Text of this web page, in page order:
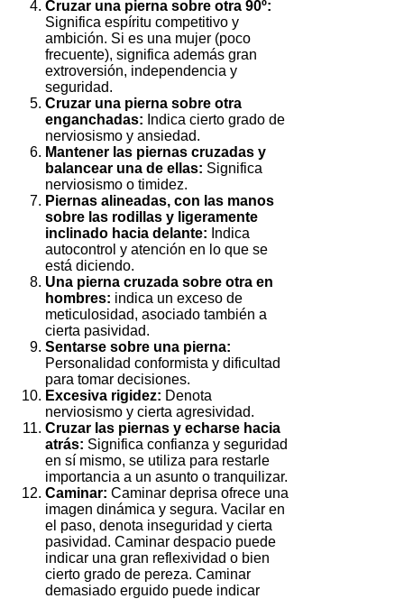
Cruzar una pierna sobre otra 90º:
Significa espíritu competitivo y
ambición. Si es una mujer (poco
frecuente), significa además gran
extroversión, independencia y
seguridad.
Cruzar una pierna sobre otra
enganchadas: Indica cierto grado de
nerviosismo y ansiedad.
Mantener las piernas cruzadas y
balancear una de ellas: Significa
nerviosismo o timidez.
Piernas alineadas, con las manos
sobre las rodillas y ligeramente
inclinado hacia delante: Indica
autocontrol y atención en lo que se
está diciendo.
Una pierna cruzada sobre otra en
hombres: indica un exceso de
meticulosidad, asociado también a
cierta pasividad.
Sentarse sobre una pierna:
Personalidad conformista y dificultad
para tomar decisiones.
Excesiva rigidez: Denota
nerviosismo y cierta agresividad.
Cruzar las piernas y echarse hacia
atrás: Significa confianza y seguridad
en sí mismo, se utiliza para restarle
importancia a un asunto o tranquilizar.
Caminar: Caminar deprisa ofrece una
imagen dinámica y segura. Vacilar en
el paso, denota inseguridad y cierta
pasividad. Caminar despacio puede
indicar una gran reflexividad o bien
cierto grado de pereza. Caminar
demasiado erguido puede indicar